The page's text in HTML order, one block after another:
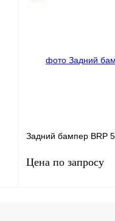
В избранное
Задний бампер BRP
Цена по запросу